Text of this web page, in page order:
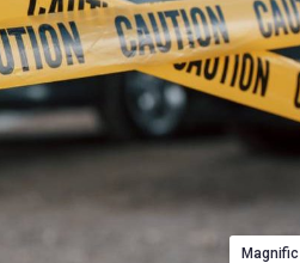
Magnific